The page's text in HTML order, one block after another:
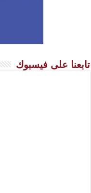
تابعنا على فيسبوك